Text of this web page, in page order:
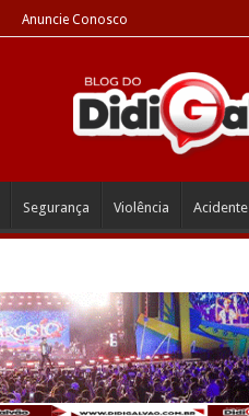
Anuncie Conosco
Segurança Violência Acidente